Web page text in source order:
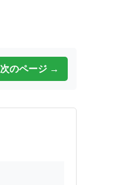
次のページ →